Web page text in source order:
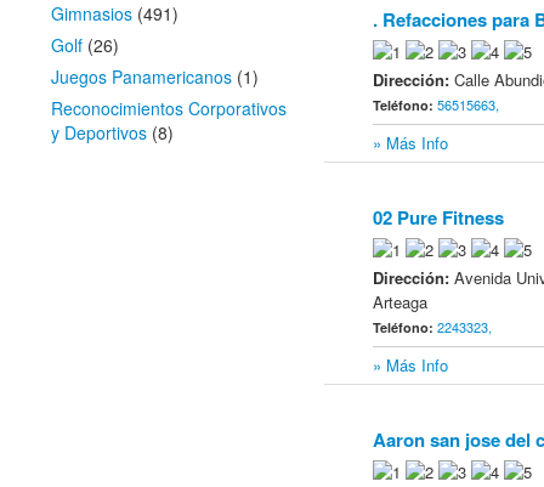
Gimnasios (491)
Golf (26)
Juegos Panamericanos (1)
Reconocimientos Corporativos
y Deportivos (8)
. Refacciones para
Dirección:Calle
Teléfono:56515663,
» Más Info
02 Pure Fitness
Dirección:Avenida
Arteaga
Teléfono:2243323,
» Más Info
Aaron san jose del